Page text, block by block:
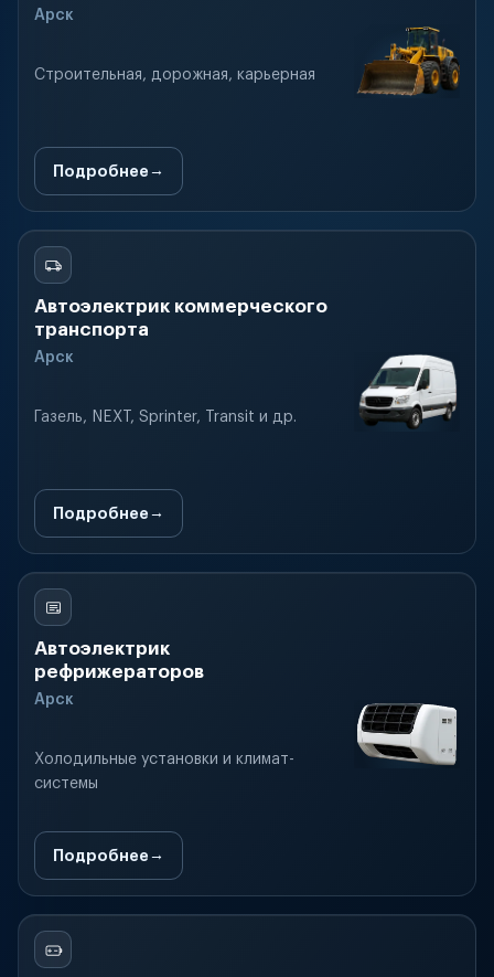
Арск
Строительная, дорожная, карьерная
Подробнее
Автоэлектрик коммерческого
транспорта
Арск
Газель, NEXT, Sprinter, Transit и др.
Подробнее
Автоэлектрик
рефрижераторов
Арск
Холодильные установки и климат-
системы
Подробнее